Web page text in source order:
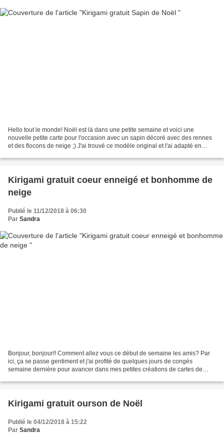
Hello tout le monde! Noël est là dans une petite semaine et voici une
nouvelle petite carte pour l'occasion avec un sapin décoré avec des rennes
et des flocons de neige ;) J'ai trouvé ce modèle original et l'ai adapté en
Kirigami gratuit coeur enneigé et bonhomme de
neige
Publié le 11/12/2018 à 06:30
Par Sandra
Bonjour, bonjour!! Comment allez vous ce début de semaine les amis? Par
ici, ça se passe gentiment et j'ai profité de quelques jours de congés
semaine dernière pour avancer dans mes petites créations de cartes de
Kirigami gratuit ourson de Noël
Publié le 04/12/2018 à 15:22
Par Sandra